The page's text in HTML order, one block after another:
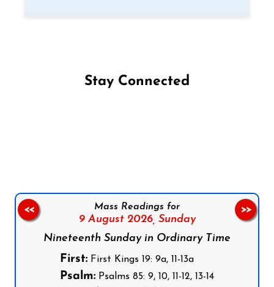
Stay Connected
Mass Readings for
9 August 2026, Sunday
Nineteenth Sunday in Ordinary Time
First: First Kings 19: 9a, 11-13a
Psalm: Psalms 85: 9, 10, 11-12, 13-14
<< >>